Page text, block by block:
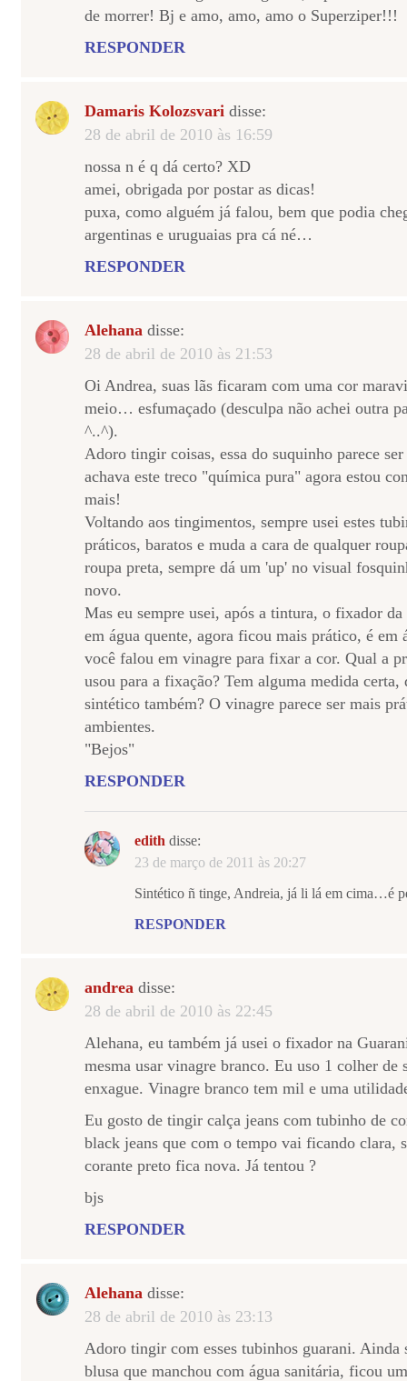
de morrer! Bj e amo, amo, amo o Superziper!!!
RESPONDER
Damaris Kolozsvari disse:
28 de abril de 2010 às 16:59
nossa n é q dá certo? XD
amei, obrigada por postar as dicas!
puxa, como alguém já falou, bem que podia
argentinas e uruguaias pra cá né…
RESPONDER
Alehana disse:
28 de abril de 2010 às 21:53
Oi Andrea, suas lãs ficaram com uma cor
meio… esfumaçado (desculpa não achei outra
^..^).
Adoro tingir coisas, essa do suquinho parece
achava este treco "química pura" agora estou
mais!
Voltando aos tingimentos, sempre usei estes
práticos, baratos e muda a cara de qualquer
roupa preta, sempre dá um 'up' no visual
novo.
Mas eu sempre usei, após a tintura, o fixador da
em água quente, agora ficou mais prático, é
você falou em vinagre para fixar a cor. Qual a
usou para a fixação? Tem alguma medida certa,
sintético também? O vinagre parece ser mais
ambientes.
"Bejos"
RESPONDER
edith disse:
23 de março de 2011 às 20:27
Sintético ñ tinge, Andreia, já li lá em cima…é
RESPONDER
andrea disse:
28 de abril de 2010 às 22:45
Alehana, eu também já usei o fixador na
mesma usar vinagre branco. Eu uso 1 colher de
enxague. Vinagre branco tem mil e uma
Eu gosto de tingir calça jeans com tubinho de
black jeans que com o tempo vai ficando clara,
corante preto fica nova. Já tentou ?
bjs
RESPONDER
Alehana disse:
28 de abril de 2010 às 23:13
Adoro tingir com esses tubinhos guarani. Ainda
blusa que manchou com água sanitária, ficou